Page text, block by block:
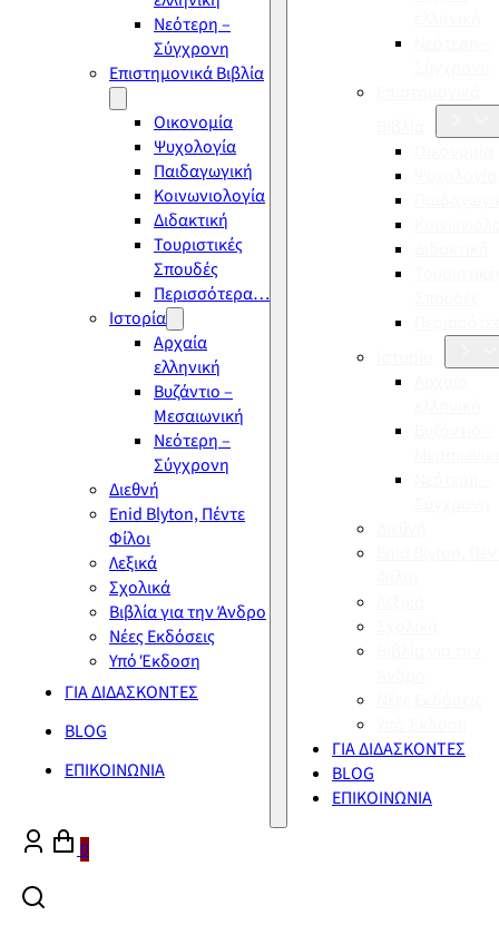
Νεότερη –
Σύγχρονη
Επιστημονικά Βιβλία
Οικονομία
Ψυχολογία
Παιδαγωγική
Κοινωνιολογία
Διδακτική
Τουριστικές
Σπουδές
Περισσότερα…
Ιστορία
Αρχαία
ελληνική
Βυζάντιο –
Μεσαιωνική
Νεότερη –
Σύγχρονη
Διεθνή
Enid Blyton, Πέντε
Φίλοι
Λεξικά
Σχολικά
Βιβλία για την Άνδρο
Νέες Εκδόσεις
Υπό Έκδοση
ΓΙΑ ΔΙΔΑΣΚΟΝΤΕΣ
BLOG
ΕΠΙΚΟΙΝΩΝΙΑ
ΓΙΑ ΔΙΔΑΣΚΟΝΤΕΣ
BLOG
ΕΠΙΚΟΙΝΩΝΙΑ
0